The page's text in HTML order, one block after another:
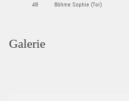
48
Böhme Sophie (Tor)
Galerie